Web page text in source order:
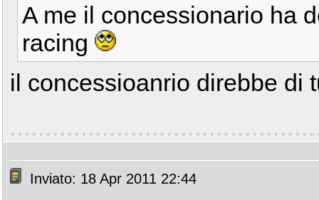
A me il concessionario ha
racing
il concessioanrio direbbe di
Inviato: 18 Apr 2011 22:44